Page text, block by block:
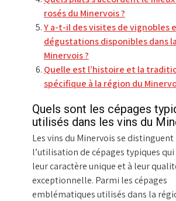
rosés du Minervois ?
Y a-t-il des visites de vignobles
dégustations disponibles dans
Minervois ?
Quelle est l’histoire et la
spécifique à la région du
Quels sont les cépages
utilisés dans les vins du
Les vins du Minervois se distinguent
l’utilisation de cépages typiques
leur caractère unique et à leur
exceptionnelle. Parmi les cépages
emblématiques utilisés dans la